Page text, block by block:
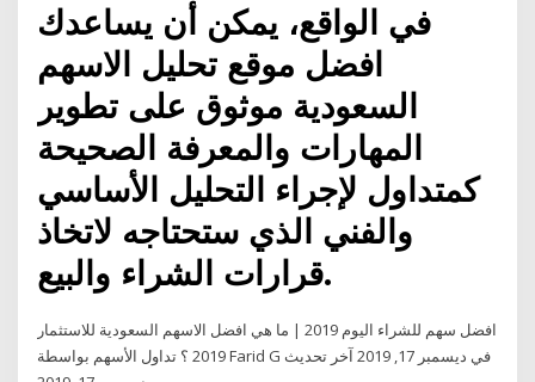
في الواقع، يمكن أن يساعدك
افضل موقع تحليل الاسهم
السعودية موثوق على تطوير
المهارات والمعرفة الصحيحة
كمتداول لإجراء التحليل الأساسي
والفني الذي ستحتاجه لاتخاذ
قرارات الشراء والبيع.
افضل سهم للشراء اليوم 2019 | ما هي افضل الاسهم السعودية للاستثمار
2019 ؟ تداول الأسهم بواسطة Farid G في ديسمبر 17, 2019 آخر تحديث